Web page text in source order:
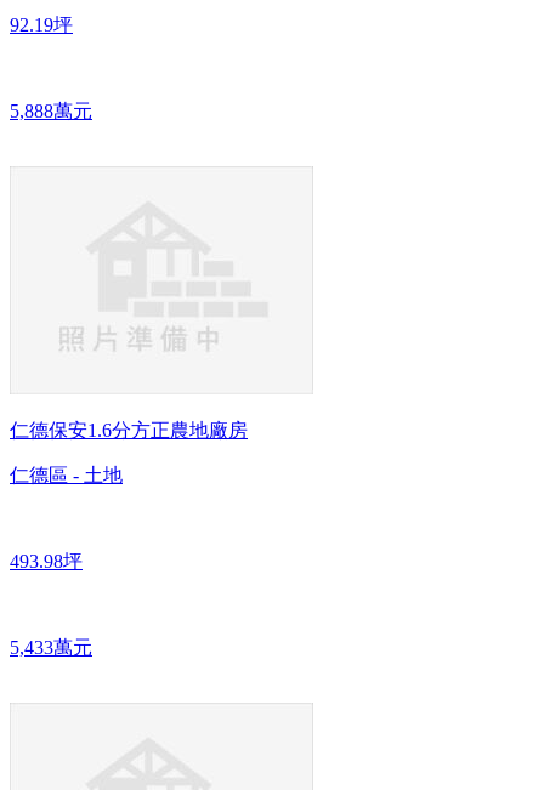
92.19坪
5,888萬元
仁德保安1.6分方正農地廠房
仁德區 - 土地
493.98坪
5,433萬元